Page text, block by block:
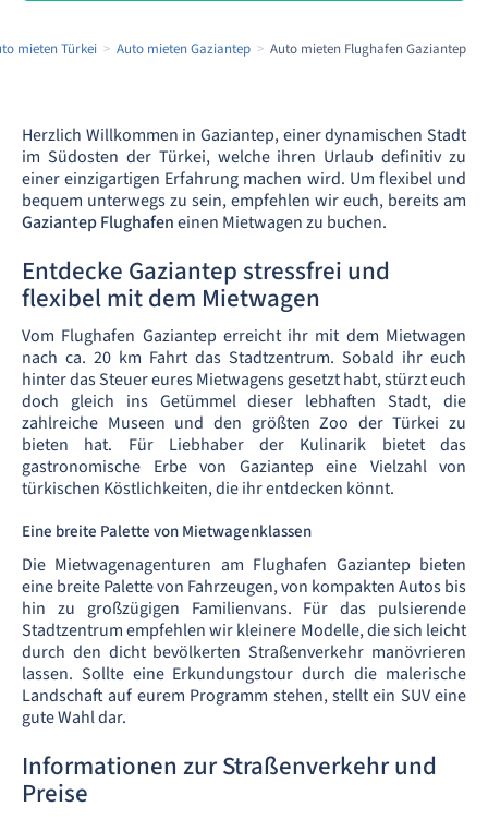
mieten Türkei Auto mieten Gaziantep Auto mieten Flughafen Gaziantep
Herzlich Willkommen in Gaziantep, einer dynamischen Stadt
im Südosten der Türkei, welche ihren Urlaub definitiv zu
einer einzigartigen Erfahrung machen wird. Um flexibel und
bequem unterwegs zu sein, empfehlen wir euch, bereits am
Gaziantep Flughafeneinen Mietwagen zu buchen.
Entdecke Gaziantep stressfrei und
flexibel mit dem Mietwagen
Vom Flughafen Gaziantep erreicht ihr mit dem Mietwagen
nach ca. 20 km Fahrt das Stadtzentrum. Sobald ihr euch
hinter das Steuer eures Mietwagens gesetzt habt, stürzt euch
doch gleich ins Getümmel dieser lebhaften Stadt, die
zahlreiche Museen und den größten Zoo der Türkei zu
bieten hat. Für Liebhaber der Kulinarik bietet das
gastronomische Erbe von Gaziantep eine Vielzahl von
türkischen Köstlichkeiten, die ihr entdecken könnt.
Eine breite Palette von Mietwagenklassen
Die Mietwagenagenturen am Flughafen Gaziantep bieten
eine breite Palette von Fahrzeugen, von kompakten Autos bis
hin zu großzügigen Familienvans. Für das pulsierende
Stadtzentrum empfehlen wir kleinere Modelle, die sich leicht
durch den dicht bevölkerten Straßenverkehr manövrieren
lassen. Sollte eine Erkundungstour durch die malerische
Landschaft auf eurem Programm stehen, stellt ein SUV eine
gute Wahl dar.
Informationen zur Straßenverkehr und
Preise